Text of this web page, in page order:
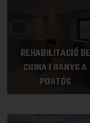
REHABILITACIÓ DE
CUINA I BANYS A
PONTÓS